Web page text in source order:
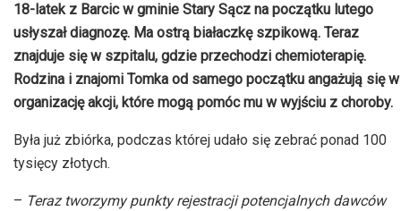
18-latek z Barcic w gminie Stary Sącz na początku lutego
usłyszał diagnozę. Ma ostrą białaczkę szpikową. Teraz
znajduje się w szpitalu, gdzie przechodzi chemioterapię.
Rodzina i znajomi Tomka od samego początku angażują się w
organizację akcji, które mogą pomóc mu w wyjściu z choroby.
Była już zbiórka, podczas której udało się zebrać ponad 100
tysięcy złotych.
– Teraz tworzymy punkty rejestracji potencjalnych dawców